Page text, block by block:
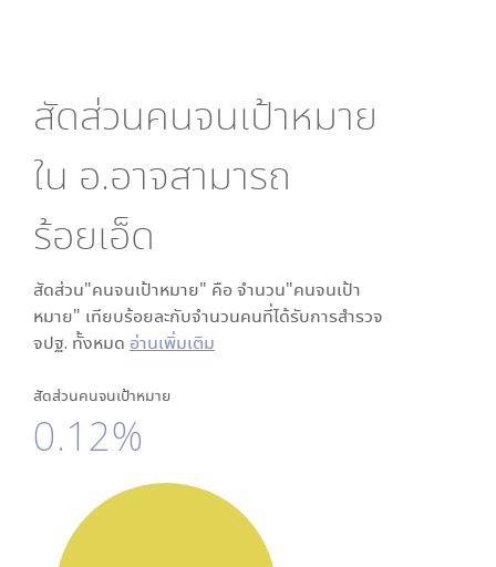
สัดส่วนคนจนเป้าหมาย
ใน อ.อาจสามารถ
ร้อยเอ็ด
สัดส่วน"คนจนเป้าหมาย" คือ จำนวน"คนจนเป้า
หมาย" เทียบร้อยละกับจำนวนคนที่ได้รับการสำรวจ
จปฐ. ทั้งหมด อ่านเพิ่มเติม
สัดส่วนคนจนเป้าหมาย
0.12%